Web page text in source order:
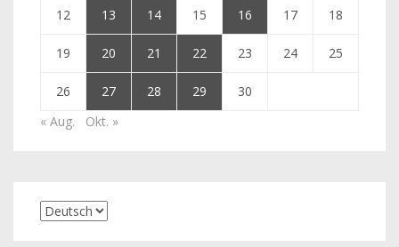
12 13 14 15 16 17 18
19 20 21 22 23 24 25
26 27 28 29
30
« Aug.
Okt. »